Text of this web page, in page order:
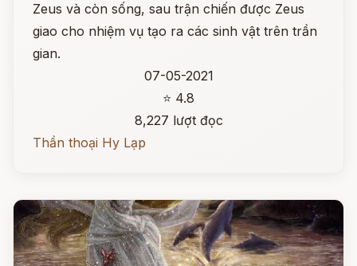
Zeus và còn sống, sau trận chiến được Zeus
giao cho nhiệm vụ tạo ra các sinh vật trên trần
gian.
07-05-2021
⭐ 4.8
8,227 lượt đọc
Thần thoại Hy Lạp